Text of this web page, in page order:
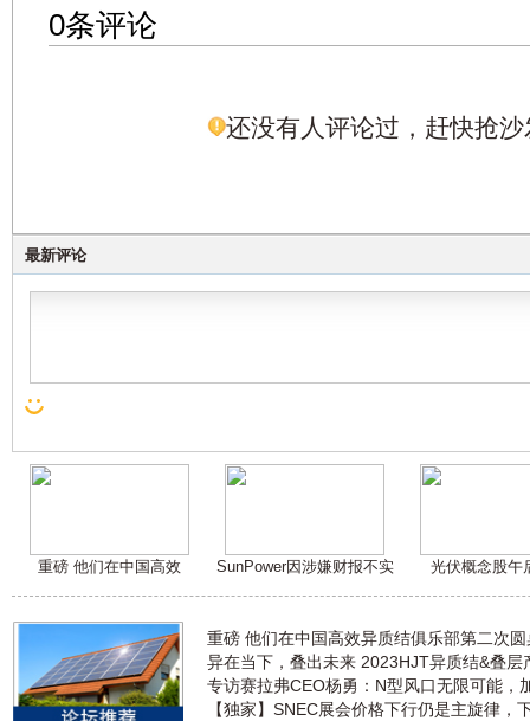
0条评论
还没有人评论过，赶快抢沙
最新评论
重磅 他们在中国高效 SunPower因涉嫌财报不实 光伏概念股午
重磅 他们在中国高效异质结俱乐部第二次
异在当下，叠出未来 2023HJT异质结&叠层
专访赛拉弗CEO杨勇：N型风口无限可能，
【独家】SNEC展会价格下行仍是主旋律，